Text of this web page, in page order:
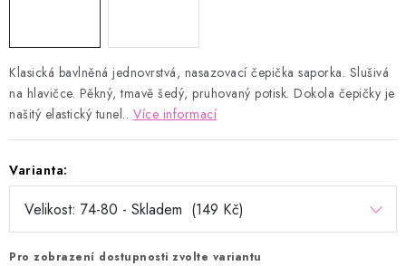
Klasická bavlněná jednovrstvá, nasazovací čepička saporka. Slušivá
na hlavičce. Pěkný, tmavě šedý, pruhovaný potisk. Dokola čepičky je
našitý elastický tunel.. Více informací
Varianta:
Pro zobrazení dostupnosti zvolte variantu